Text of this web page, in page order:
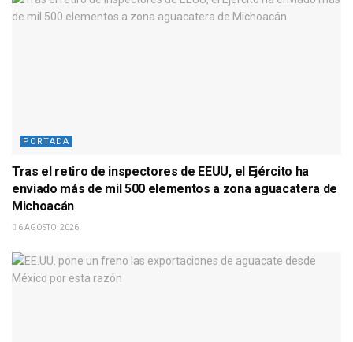
PORTADA
Tras el retiro de inspectores de EEUU, el Ejército ha
enviado más de mil 500 elementos a zona aguacatera de
Michoacán
6 AGOSTO, 2026